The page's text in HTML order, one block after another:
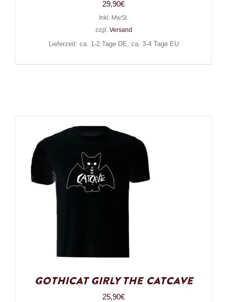
29,90€
Inkl. MwSt.
zzgl. Versand
Lieferzeit: ca. 1-2 Tage DE, ca. 3-4 Tage EU
Gothicat Girly The Catcave
25,90€